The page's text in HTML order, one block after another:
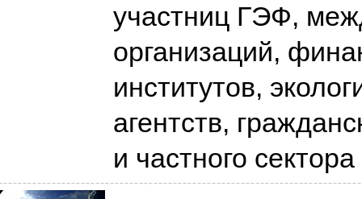
участниц ГЭФ,
организаций,
институтов,
агентств,
и частного сектора